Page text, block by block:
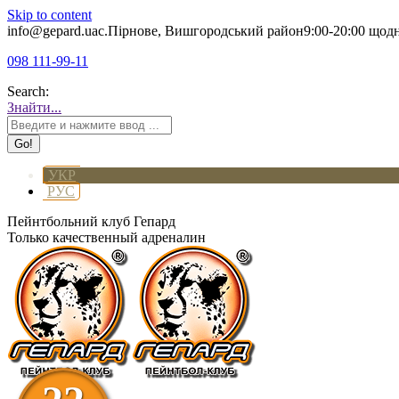
Skip to content
info@gepard.uaс.Пірнове, Вишгородський район9:00-20:00
098 111-99-11
Search:
Знайти...
УКР
РУС
Пейнтбольний клуб Гепард
Только качественный адреналин